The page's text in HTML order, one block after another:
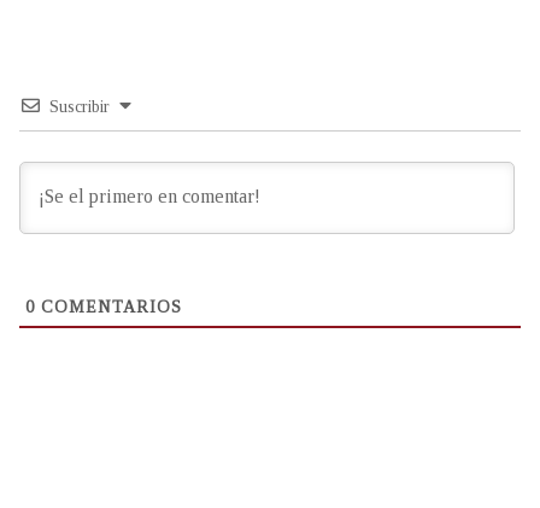
Suscribir
0 COMENTARIOS